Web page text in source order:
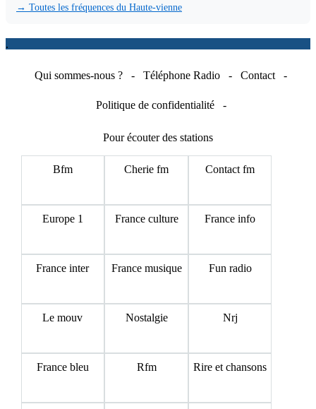
→ Toutes les fréquences du Haute-vienne
.
Qui sommes-nous ? - Téléphone Radio - Contact -
Politique de confidentialité -
Pour écouter des stations
Bfm Cherie fm Contact fm
Europe 1 France culture France info
France inter France musique Fun radio
Le mouv Nostalgie Nrj
France bleu Rfm Rire et chansons